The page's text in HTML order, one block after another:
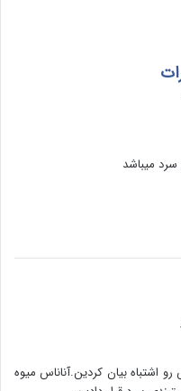
ميباشد
رو اشتباه بیان کردین.آناناس میوه